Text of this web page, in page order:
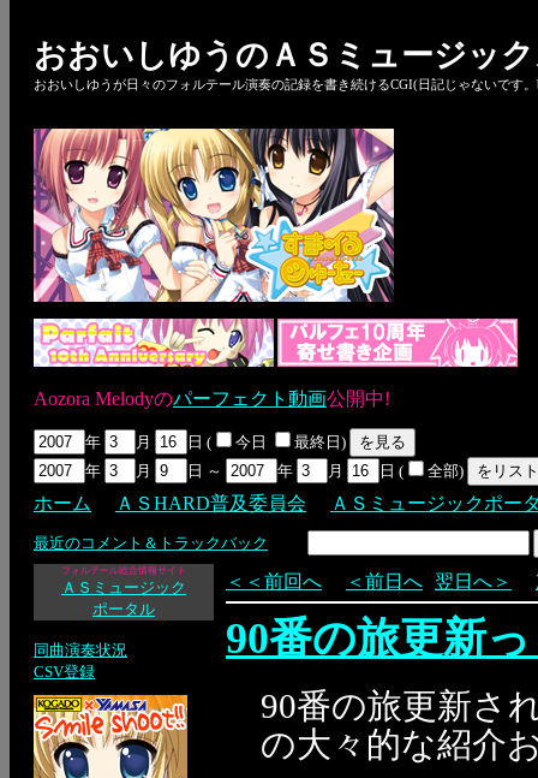
おおいしゆうのＡＳミュージッ
おおいしゆうが日々のフォルテール演奏の記録を書き続けるCGI(日記じゃないです
Aozora Melodyのパーフェクト動画公開中!
年 月 日 ( 今日
最終日)
年
月 日 ～ 年 月 日 ( 全部)
ホーム ＡＳHARD普及委員会 ＡＳミュージックポー
最近のコメント＆トラックバック
フォルテール総合情報サイト
ＡＳミュージック
ポータル
同曲演奏状況
CSV登録
＜＜前回へ ＜前日へ 翌日へ＞
90番の旅更新
90番の旅更新さ
の大々的な紹介